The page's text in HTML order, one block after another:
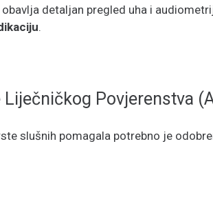
detaljan pregled uha i
.
Liječničkog Povjerenstva
slušnih pomagala potrebno je